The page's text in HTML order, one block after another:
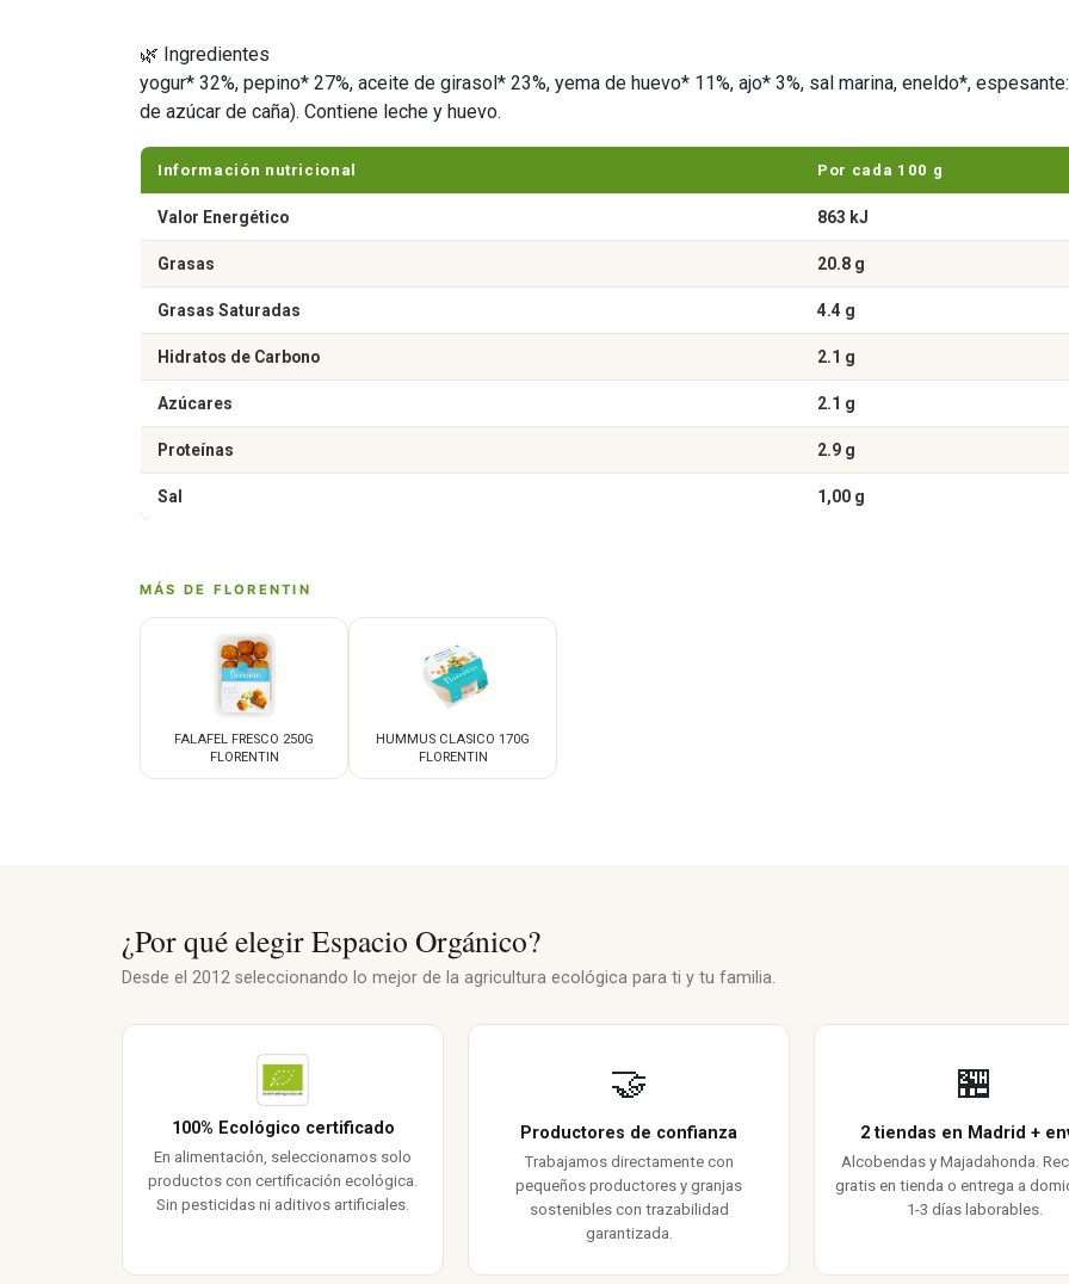
🌿 Ingredientes
yogur* 32%, pepino* 27%, aceite de girasol* 23%, yema de huevo* 11%, ajo* 3%, sal marina, eneldo*,
de azúcar de caña). Contiene leche y huevo.
Información nutricional Por cada 100 g
Valor Energético 863 kJ
Grasas 20.8 g
Grasas Saturadas 4.4 g
Hidratos de Carbono 2.1 g
Azúcares 2.1 g
Proteínas 2.9 g
Sal 1,00 g
MÁS DE FLORENTIN
FALAFEL FRESCO 250G
FLORENTIN
HUMMUS CLASICO 170G
FLORENTIN
¿Por qué elegir Espacio Orgánico?
Desde el 2012 seleccionando lo mejor de la agricultura ecológica para ti y tu familia.
100% Ecológico certificado
En alimentación, seleccionamos solo
productos con certificación ecológica.
Sin pesticidas ni aditivos artificiales.
🤝
Productores de confianza
Trabajamos directamente con
pequeños productores y granjas
sostenibles con trazabilidad
garantizada.
🏪
2 tiendas en Madrid +
Alcobendas y Majadahonda.
gratis en tienda o entrega a
1-3 días laborables.